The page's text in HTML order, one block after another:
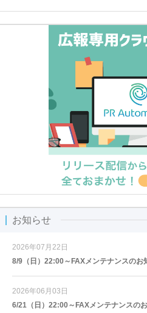
お知らせ
2026年07月22日
8/9（日）22:00～FAXメンテナンスのお
2026年06月03日
6/21（日）22:00～FAXメンテナンスの